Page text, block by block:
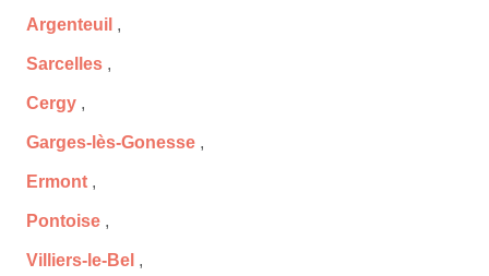
Argenteuil ,
Sarcelles ,
Cergy ,
Garges-lès-Gonesse ,
Ermont ,
Pontoise ,
Villiers-le-Bel ,